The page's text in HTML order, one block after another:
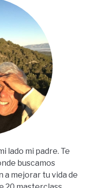
lado mi padre. Te
buscamos
a mejorar tu vida de